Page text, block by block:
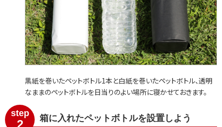
黒紙を巻いたペットボトル1本と白紙を巻いたペットボトル、透明
なままのペットボトルを日当りのよい場所に寝かせておきます。
step 箱に入れたペットボトルを設置しよう